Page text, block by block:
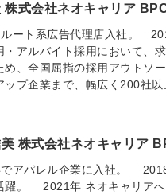
式会社ネオキャリア
ート系広告代理店入社。
・アルバイト採用において、
め、全国屈指の採用アウトソ
ップ企業まで、幅広く200社以
株式会社ネオキャリア
アパレル企業に入社。
躍。 2021年 ネオキャリア